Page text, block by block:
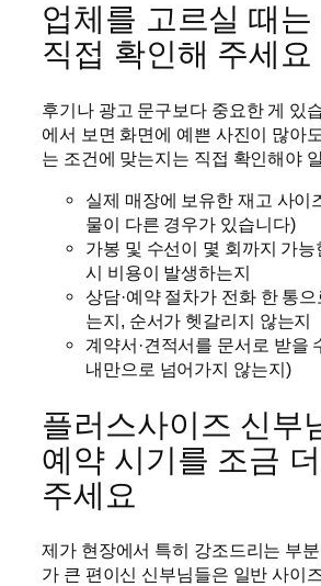
업체를 고르실 때
직접 확인해 주세요
후기나 광고 문구보다 중요한 게 있
에서 보면 화면에 예쁜 사진이 많아
는 조건에 맞는지는 직접 확인해야
실제 매장에 보유한 재고 사이
물이 다른 경우가 있습니다)
가봉 및 수선이 몇 회까지 가능
시 비용이 발생하는지
상담·예약 절차가 전화 한 통
는지, 순서가 헷갈리지 않는지
계약서·견적서를 문서로 받을
내만으로 넘어가지 않는지)
플러스사이즈 신부
예약 시기를 조금
주세요
제가 현장에서 특히 강조드리는 부
가 큰 편이신 신부님들은 일반 사이